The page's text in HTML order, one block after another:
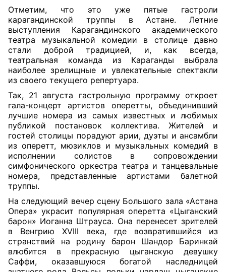
Отметим, что это уже пятые гастроли
карагандинской труппы в Астане. Летние
выступления Карагандинского академического
театра музыкальной комедии в столице давно
стали доброй традицией, и, как всегда,
театральная команда из Караганды выбрала
наиболее зрелищные и увлекательные спектакли
из своего текущего репертуара.
Так, 21 августа гастрольную программу откроет
гала-концерт артистов оперетты, объединивший
лучшие номера из самых известных и любимых
публикой постановок коллектива. Жителей и
гостей столицы порадуют арии, дуэты и ансамбли
из оперетт, мюзиклов и музыкальных комедий в
исполнении солистов в сопровождении
симфонического оркестра театра и танцевальные
номера, представленные артистами балетной
труппы.
На следующий вечер сцену Большого зала «Астана
Опера» украсит популярная оперетта «Цыганский
барон» Иоганна Штрауса. Она перенесет зрителей
в Венгрию ХVIII века, где возвратившийся из
странствий на родину барон Шандор Баринкай
влюбится в прекрасную цыганскую девушку
Саффи, оказавшуюся богатой наследницей